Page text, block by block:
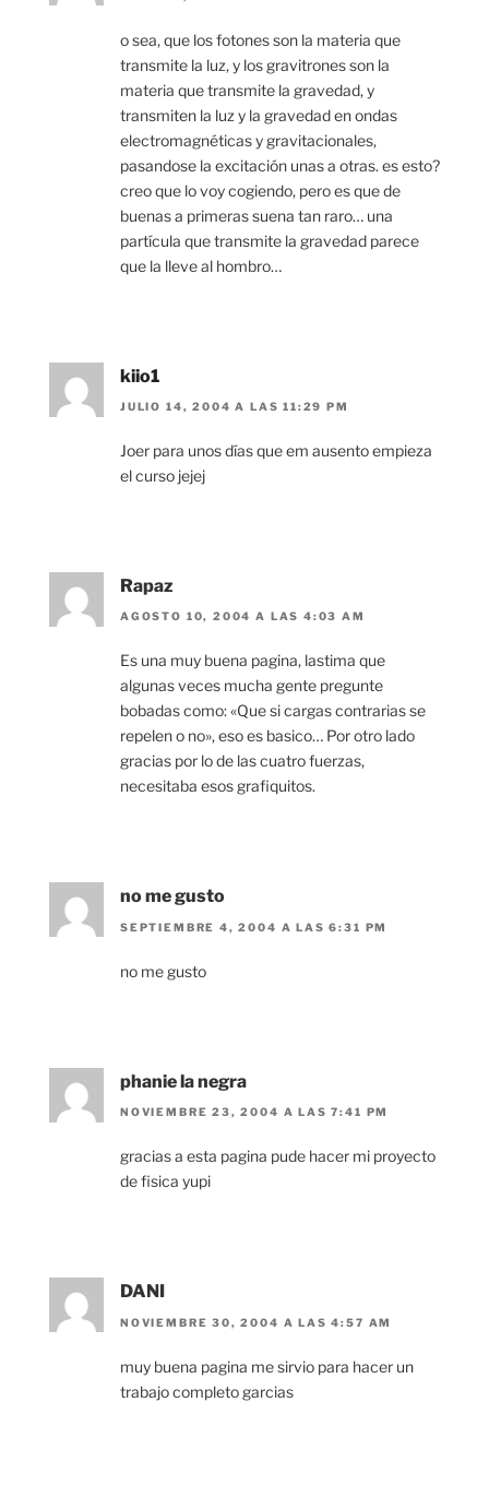
o sea, que los fotones son la materia que
transmite la luz, y los gravitrones son la
materia que transmite la gravedad, y
transmiten la luz y la gravedad en ondas
electromagnéticas y gravitacionales,
pasandose la excitación unas a otras. es esto?
creo que lo voy cogiendo, pero es que de
buenas a primeras suena tan raro… una
partícula que transmite la gravedad parece
que la lleve al hombro…
kiio1
JULIO 14, 2004 A LAS 11:29 PM
Joer para unos días que em ausento empieza
el curso jejej
Rapaz
AGOSTO 10, 2004 A LAS 4:03 AM
Es una muy buena pagina, lastima que
algunas veces mucha gente pregunte
bobadas como: «Que si cargas contrarias se
repelen o no», eso es basico… Por otro lado
gracias por lo de las cuatro fuerzas,
necesitaba esos grafiquitos.
no me gusto
SEPTIEMBRE 4, 2004 A LAS 6:31 PM
no me gusto
phanie la negra
NOVIEMBRE 23, 2004 A LAS 7:41 PM
gracias a esta pagina pude hacer mi proyecto
de fisica yupi
DANI
NOVIEMBRE 30, 2004 A LAS 4:57 AM
muy buena pagina me sirvio para hacer un
trabajo completo garcias